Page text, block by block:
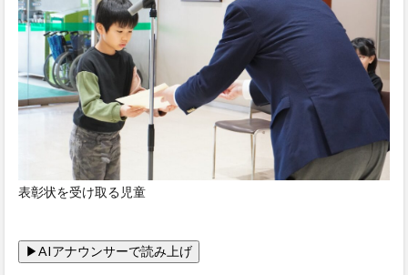
表彰状を受け取る児童